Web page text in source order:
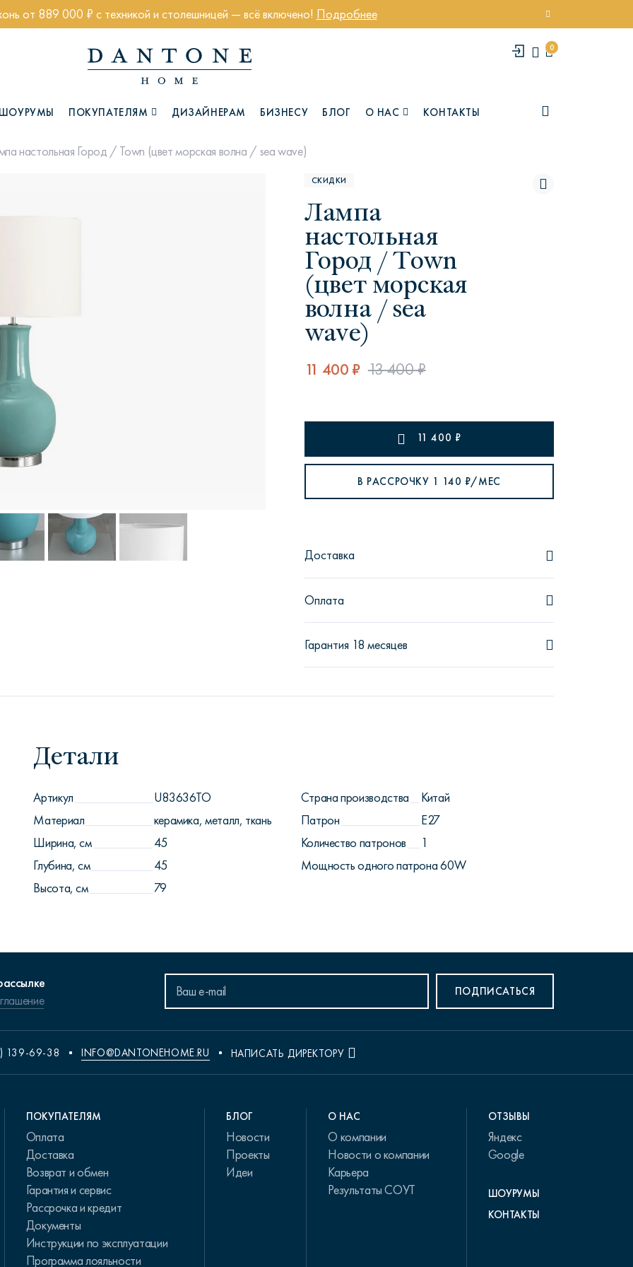
от 889 000 ₽ с техникой и столешницей — всё включено! Подробнее
0
ШОУРУМЫ ПОКУПАТЕЛЯМ ДИЗАЙНЕРАМ БИЗНЕСУ БЛОГ О НАС КОНТАКТЫ
Челси Юми
Сити
Тауэр Брутал
настольная Город / Town (цвет морская волна / sea wave)
СКИДКИ
Лампа
настольная
Город / Town
(цвет морская
волна / sea
wave)
11 400 ₽ 13 400 ₽
11 400 ₽
В РАССРОЧКУ 1 140 ₽/МЕС
Доставка
Оплата
Гарантия 18 месяцев
Детали
Артикул
U83636TO
Материал
керамика, металл, ткань
Ширина, см
45
Глубина, см
45
Высота, см
79
Страна производства
Китай
Патрон
E27
Количество патронов
1
Мощность одного патрона60W
ПОДПИСАТЬСЯ
139-69-38 INFO@DANTONEHOME.RU НАПИСАТЬ ДИРЕКТОРУ
ПОКУПАТЕЛЯМ
Оплата
Доставка
Возврат и обмен
Гарантия и сервис
Рассрочка и кредит
Документы
Инструкции по эксплуатации
Программа лояльности
БЛОГ
Новости
Проекты
Идеи
О НАС
О компании
Новости о компании
Карьера
Результаты СОУТ
ОТЗЫВЫ
Яндекс
Google
ШОУРУМЫ
КОНТАКТЫ